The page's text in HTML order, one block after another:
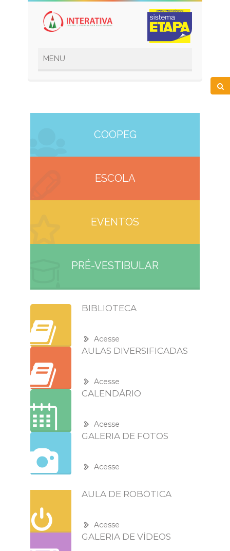
COOPEG
ESCOLA
EVENTOS
PRÉ-VESTIBULAR
BIBLIOTECA
Acesse
AULAS DIVERSIFICADAS
Acesse
CALENDÁRIO
Acesse
GALERIA DE FOTOS
Acesse
AULA DE ROBÓTICA
Acesse
GALERIA DE VÍDEOS